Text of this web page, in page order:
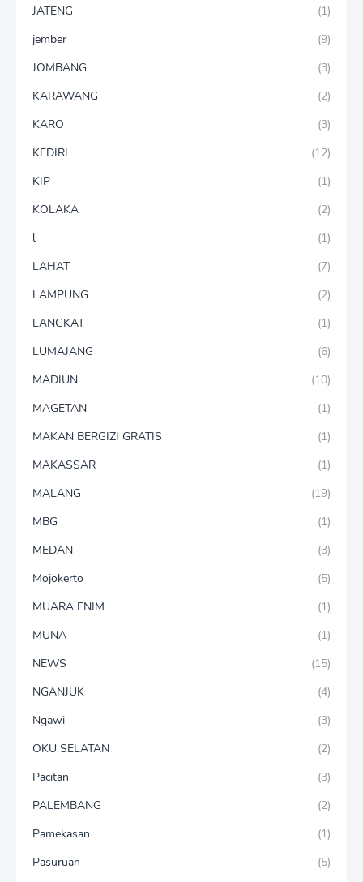
JATENG
(1)
jember
(9)
JOMBANG
(3)
KARAWANG
(2)
KARO
(3)
KEDIRI
(12)
KIP
(1)
KOLAKA
(2)
l
(1)
LAHAT
(7)
LAMPUNG
(2)
LANGKAT
(1)
LUMAJANG
(6)
MADIUN
(10)
MAGETAN
(1)
MAKAN BERGIZI GRATIS
(1)
MAKASSAR
(1)
MALANG
(19)
MBG
(1)
MEDAN
(3)
Mojokerto
(5)
MUARA ENIM
(1)
MUNA
(1)
NEWS
(15)
NGANJUK
(4)
Ngawi
(3)
OKU SELATAN
(2)
Pacitan
(3)
PALEMBANG
(2)
Pamekasan
(1)
Pasuruan
(5)